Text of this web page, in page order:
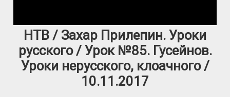
НТВ / Захар Прилепин. Уроки
русского / Урок №85. Гусейнов.
Уроки нерусского, клоачного /
10.11.2017